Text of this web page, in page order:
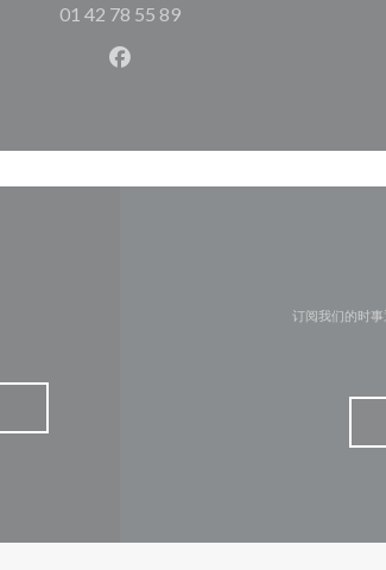
01 42 78 55 89
Facebook ((在新窗口中打开
订阅我们的时